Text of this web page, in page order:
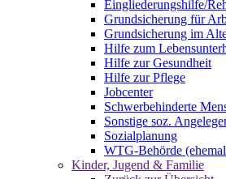
Eingliederungshilfe/
Grundsicherung für
Grundsicherung im
Hilfe zum
Hilfe zur Gesundheit
Hilfe zur Pflege
Jobcenter
Schwerbehinderte
Sonstige soz.
Sozialplanung
WTG-Behörde
Kinder, Jugend & Familie